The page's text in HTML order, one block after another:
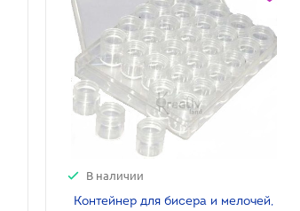
В наличии
Контейнер для бисера и мелочей,